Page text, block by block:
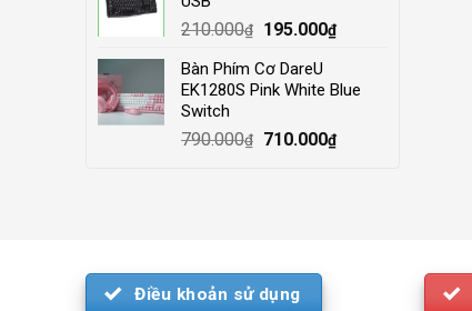
210.000₫
Original
was:
210.000₫.
195.000₫Current
195.000₫.
Bàn Phím Cơ DareU
EK1280S Pink White Blue
Switch
790.000₫
Original
710.000₫Current
Điều khoản sử dụng